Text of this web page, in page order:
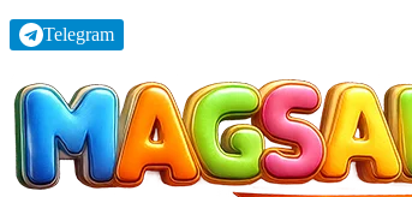
Telegram